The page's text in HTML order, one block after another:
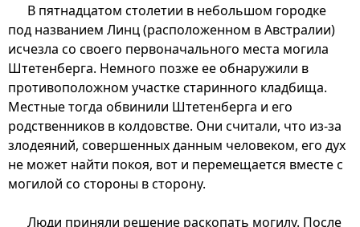
В пятнадцатом столетии в небольшом городке
под названием Линц (расположенном в Австралии)
исчезла со своего первоначального места могила
Штетенберга. Немного позже ее обнаружили в
противоположном участке старинного кладбища.
Местные тогда обвинили Штетенберга и его
родственников в колдовстве. Они считали, что из-за
злодеяний, совершенных данным человеком, его дух
не может найти покоя, вот и перемещается вместе с
могилой со стороны в сторону.
Люди приняли решение раскопать могилу. После